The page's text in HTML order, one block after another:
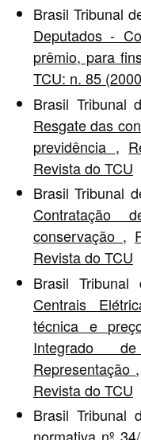
Brasil Tribunal
Deputados -
prêmio, para
TCU: n. 85
Brasil Tribunal
Resgate das
previdência ,
Revista do TCU
Brasil Tribunal
Contratação
conservação ,
Revista do TCU
Brasil
Centrais
técnica e
Integrado
Representação ,
Revista do TCU
Brasil Tribunal